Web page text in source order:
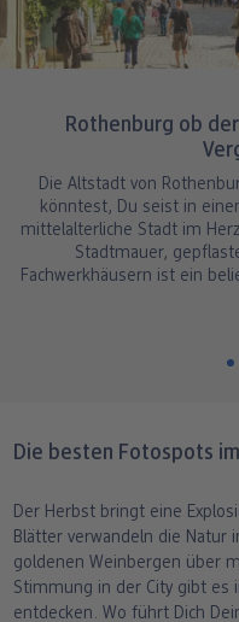
Rothenburg ob
Die Altstadt von
könntest, Du seist in
mittelalterliche Stadt im
Stadtmauer,
Fachwerkhäusern ist ein
Die besten Fotospots
Der Herbst bringt eine
Blätter verwandeln die Natur
goldenen Weinbergen über
Stimmung in der City gibt es
entdecken. Wo führt Dich